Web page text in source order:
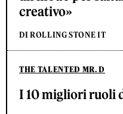
creativo»
DI ROLLING STONE IT
THE TALENTED MR. D
I 10 migliori ruoli